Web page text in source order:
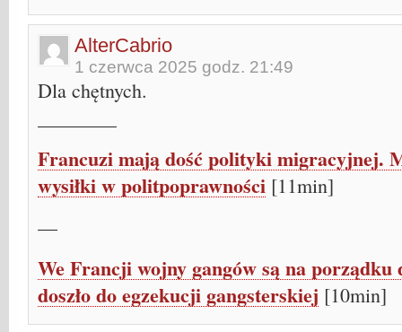
AlterCabrio
1 czerwca 2025 godz. 21:49
Dla chętnych.
Francuzi mają dość polityki migracyjnej.
wysiłki w politpoprawności [11min]
—
We Francji wojny gangów są na porządku
doszło do egzekucji gangsterskiej [10min]